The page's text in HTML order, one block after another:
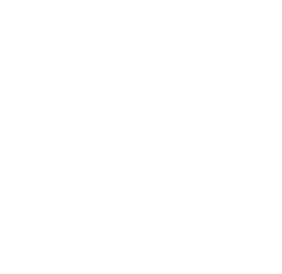
Huelva eleva a emergencia
Juanfran Funes, sobre el
“Por momentos nos hemos
Ya se han estrenado los tres
Eneko Jauregui, bigoleador
35 mujeres asesinadas por
España en este 2026: Andalucía